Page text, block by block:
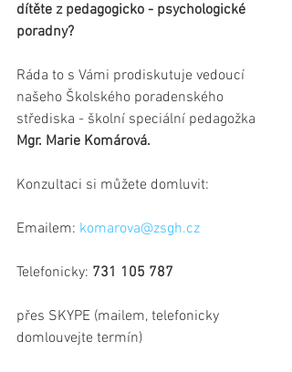
dítěte z pedagogicko - psychologické
poradny?
Ráda to s Vámi prodiskutuje vedoucí
našeho Školského poradenského
střediska - školní speciální pedagožka
Mgr. Marie Komárová.
Konzultaci si můžete domluvit:
Emailem: komarova@zsgh.cz
Telefonicky: 731 105 787
přes SKYPE (mailem, telefonicky
domlouvejte termín)